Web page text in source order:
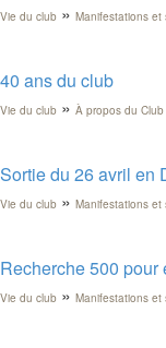
Vie du club » Manifestations et
40 ans du club
Vie du club » À propos du Club
Sortie du 26 avril en
Vie du club » Manifestations et
Recherche 500
Vie du club » Manifestations et